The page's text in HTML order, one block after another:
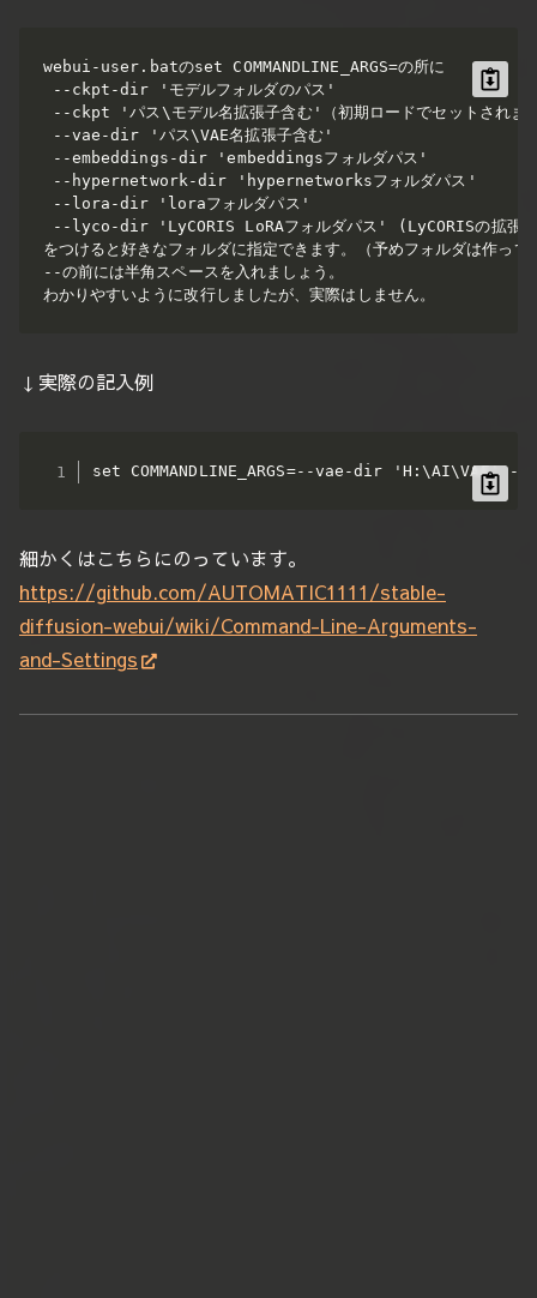
webui-user.batのset COMMANDLINE_ARGS=の所に
--ckpt-dir 'モデルフォルダのパス'
--ckpt 'パス\モデル名拡張子含む'（初期ロードでセットされま
--vae-dir 'パス\VAE名拡張子含む'
--embeddings-dir 'embeddingsフォルダパス'
--hypernetwork-dir 'hypernetworksフォルダパス'
--lora-dir	'loraフォルダパス'
--lyco-dir	'LyCORIS LoRAフォルダパス' (LyCORISの拡張機能が必要）
をつけると好きなフォルダに指定できます。（予めフォルダは作って
--の前には半角スペースを入れましょう。
わかりやすいように改行しましたが、実際はしません。
↓実際の記入例
set COMMANDLINE_ARGS=--vae-dir
細かくはこちらにのっています。
https://github.com/AUTOMATIC1111/stable-
diffusion-webui/wiki/Command-Line-Arguments-
and-Settings